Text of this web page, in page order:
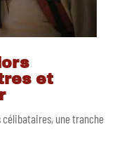
et
une tranche